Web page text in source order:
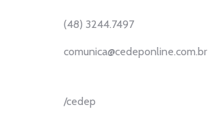
(48) 3244.7497
comunica@cedeponline.com.br
/cedep